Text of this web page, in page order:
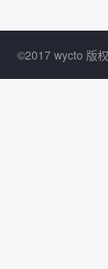
©2017 wycto 版